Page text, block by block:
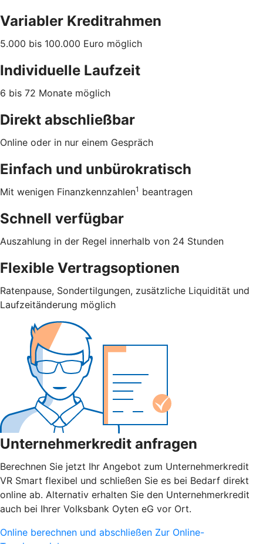
Variabler Kreditrahmen
5.000 bis 100.000 Euro möglich
Individuelle Laufzeit
6 bis 72 Monate möglich
Direkt abschließbar
Online oder in nur einem Gespräch
Einfach und unbürokratisch
Mit wenigen Finanzkennzahlen1 beantragen
Schnell verfügbar
Auszahlung in der Regel innerhalb von 24 Stunden
Flexible Vertragsoptionen
Ratenpause, Sondertilgungen, zusätzliche Liquidität und
Laufzeitänderung möglich
Unternehmerkredit anfragen
Berechnen Sie jetzt Ihr Angebot zum Unternehmerkredit
VR Smart flexibel und schließen Sie es bei Bedarf direkt
online ab. Alternativ erhalten Sie den Unternehmerkredit
auch bei Ihrer Volksbank Oyten eG vor Ort.
Online berechnen und abschließen Zur Online-